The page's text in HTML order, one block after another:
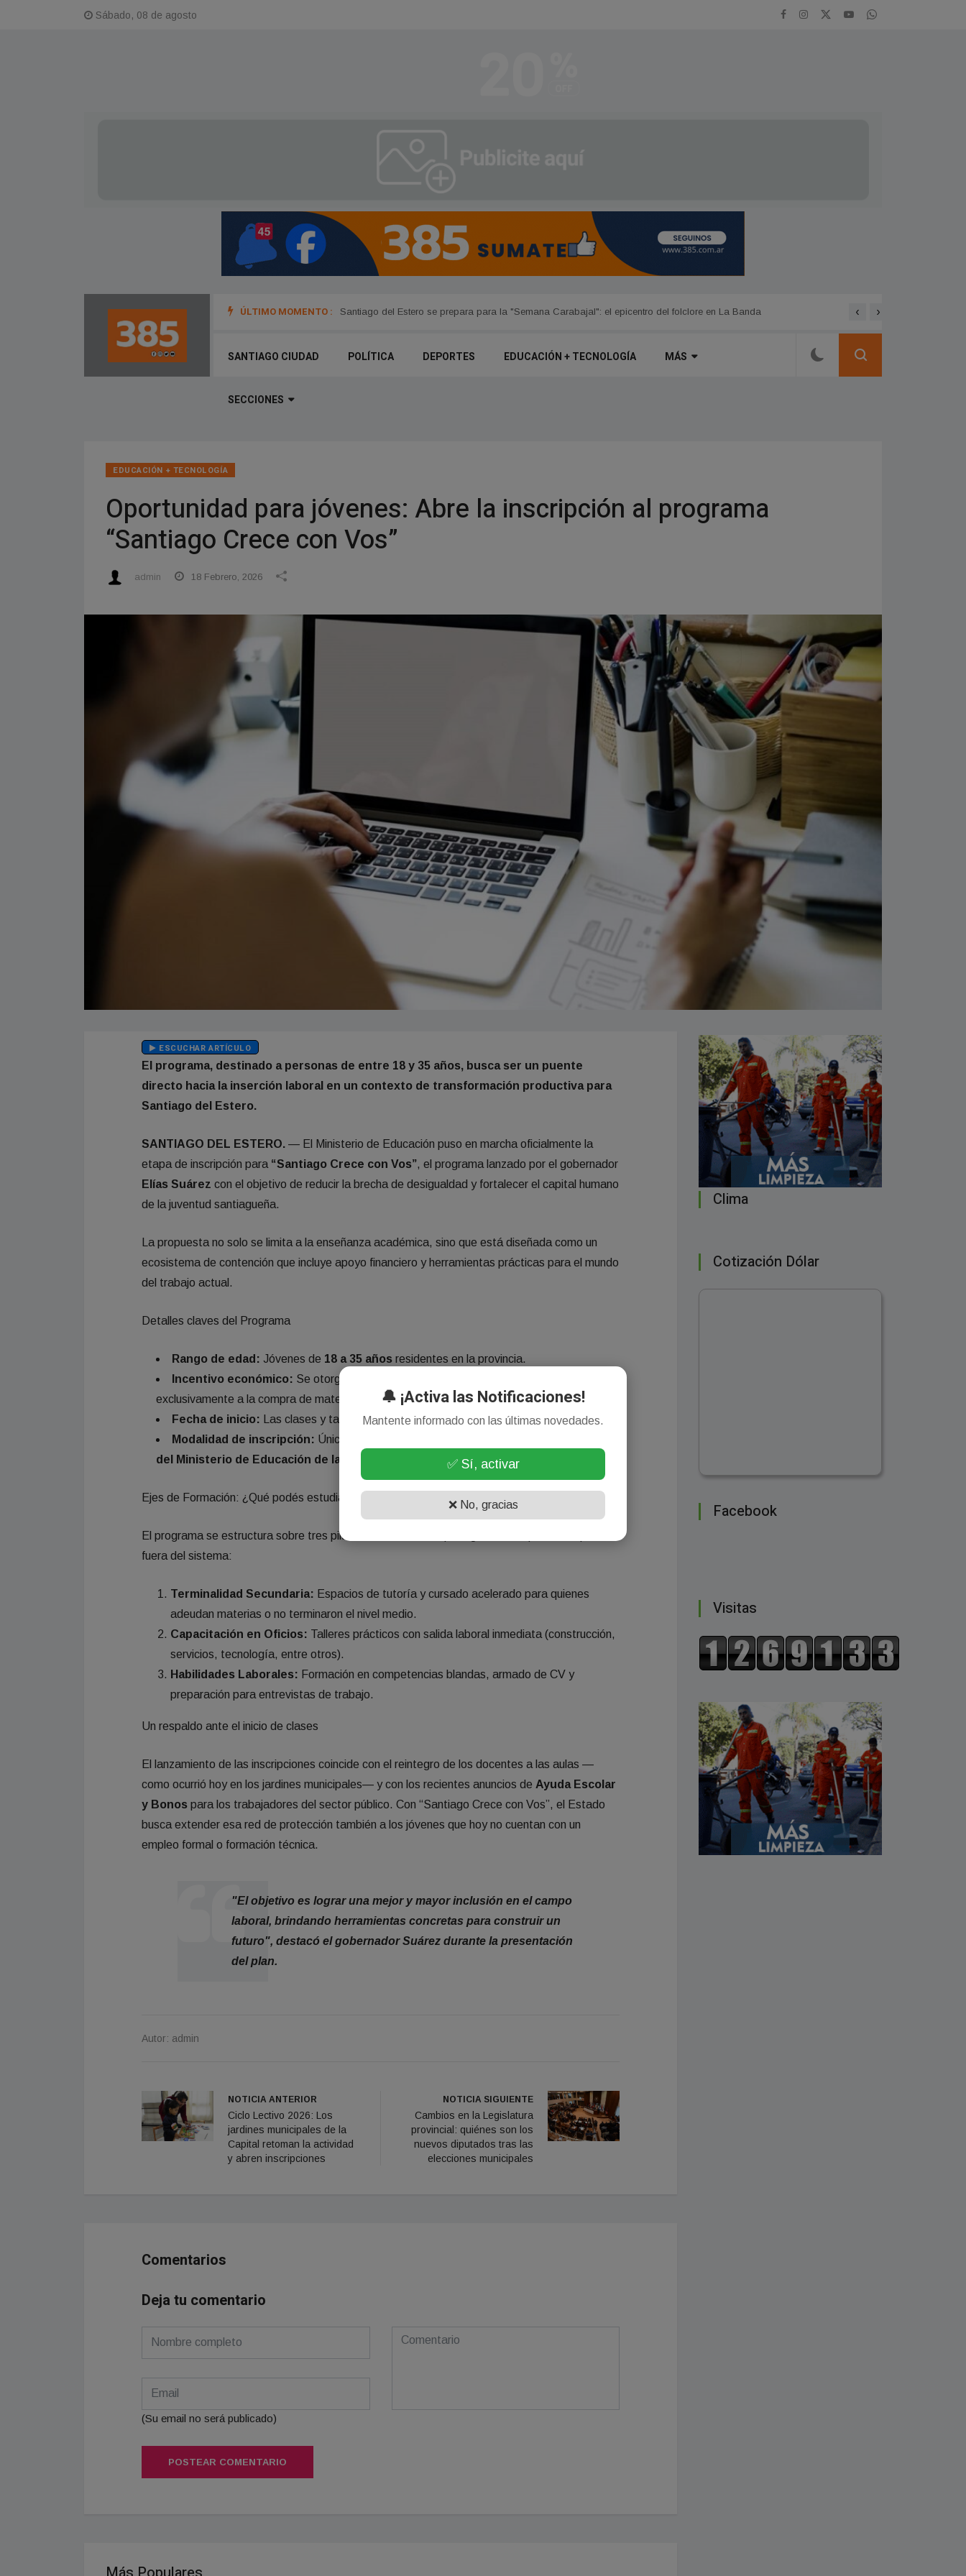
Sábado, 08 de agosto
ÚLTIMO MOMENTO : El Arzobispo Vicente Bokalic explicó los motivos de la ausencia de León XIV en Santiago del Estero Tragedia en La Banda:
‹ ›
SANTIAGO CIUDAD POLÍTICA DEPORTES EDUCACIÓN + TECNOLOGÍ­A MÁS
SECCIONES
EDUCACIÓN + TECNOLOGÍ­A
Oportunidad para jóvenes: Abre la inscripción al programa
“Santiago Crece con Vos”
admin 18 Febrero, 2026
ESCUCHAR ARTÍCULO
El programa, destinado a personas de entre 18 y 35 años, busca ser un puente
directo hacia la inserción laboral en un contexto de transformación productiva para
Santiago del Estero.
SANTIAGO DEL ESTERO. — El Ministerio de Educación puso en marcha oficialmente la
etapa de inscripción para “Santiago Crece con Vos”, el programa lanzado por el gobernador
Elías Suárez con el objetivo de reducir la brecha de desigualdad y fortalecer el capital humano
de la juventud santiagueña.
La propuesta no solo se limita a la enseñanza académica, sino que está diseñada como un
ecosistema de contención que incluye apoyo financiero y herramientas prácticas para el mundo
del trabajo actual.
Detalles claves del Programa
Rango de edad: Jóvenes de 18 a 35 años residentes en la provincia.
Incentivo económico: Se otorgará un aporte mensual de
exclusivamente a la compra de materiales didácticos y gastos derivados del estudio.
Fecha de inicio: Las clases y talleres comenzarán el13 de abril de 2026.
Modalidad de inscripción: Únicamente a través del formulario digital en la
del Ministerio de Educación de la provincia
Ejes de Formación: ¿Qué podés estudiar?
El programa se estructura sobre tres pilares fundamentales para garantizar que nadie quede
fuera del sistema:
Terminalidad Secundaria: Espacios de tutoría y cursado acelerado para quienes
adeudan materias o no terminaron el nivel medio.
Capacitación en Oficios: Talleres prácticos con salida laboral inmediata (construcción,
servicios, tecnología, entre otros).
Habilidades Laborales: Formación en competencias blandas, armado de CV y
preparación para entrevistas de trabajo.
Un respaldo ante el inicio de clases
El lanzamiento de las inscripciones coincide con el reintegro de los docentes a las aulas —
como ocurrió hoy en los jardines municipales— y con los recientes anuncios de Ayuda Escolar
y Bonos para los trabajadores del sector público. Con “Santiago Crece con Vos”, el Estado
busca extender esa red de protección también a los jóvenes que hoy no cuentan con un
empleo formal o formación técnica.
"El objetivo es lograr una mejor y mayor inclusión en el campo
laboral, brindando herramientas concretas para construir un
futuro", destacó el gobernador Suárez durante la presentación
del plan.
Autor: admin
NOTICIA ANTERIOR
Ciclo Lectivo 2026: Los
jardines municipales de la
Capital retoman la actividad
y abren inscripciones
NOTICIA SIGUIENTE
Cambios en la Legislatura
provincial: quiénes son los
nuevos diputados tras las
elecciones municipales
Comentarios
Deja tu comentario
(Su email no será publicado)
POSTEAR COMENTARIO
Clima
Cotización Dólar
Facebook
Visitas
🔔 ¡Activa las Notificaciones!
Mantente informado con las últimas novedades.
✅ Sí, activar
❌ No, gracias